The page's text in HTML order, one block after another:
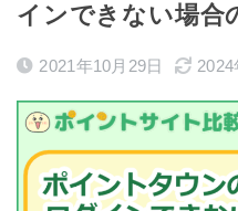
インできない場合
2021年10月29日 2024